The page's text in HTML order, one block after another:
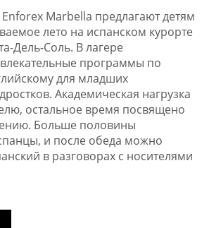
Marbella предлагают детям
лето на испанском курорте
Дель-Соль. В лагере
программы по
для младших
Академическая нагрузка
остальное время посвящено
Больше половины
и после обеда можно
в разговорах с носителями